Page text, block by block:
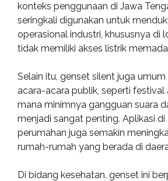
konteks penggunaan di Jawa
seringkali digunakan untuk
operasional industri, khususnya di
tidak memiliki akses listrik
Selain itu, genset silent juga
acara-acara publik, seperti festival
mana minimnya gangguan suara
menjadi sangat penting. Aplikasi di
perumahan juga semakin
rumah-rumah yang berada di
Di bidang kesehatan, genset ini